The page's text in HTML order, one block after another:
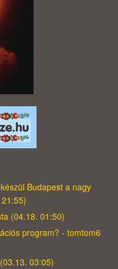
Budapest a nagy
(04.18. 01:50)
program? - tomtom6
03:05)